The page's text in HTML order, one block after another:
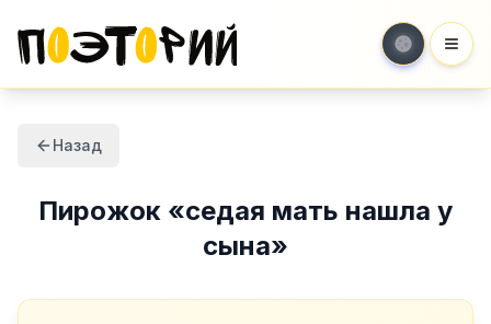
Назад
Пирожок «седая мать нашла у
сына»